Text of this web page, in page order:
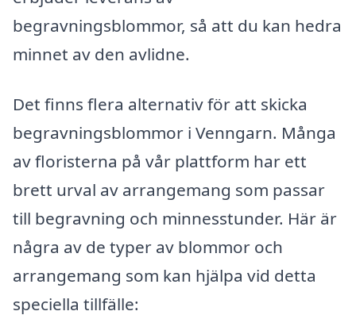
begravningsblommor, så att du kan hedra
minnet av den avlidne.
Det finns flera alternativ för att skicka
begravningsblommor i Venngarn. Många
av floristerna på vår plattform har ett
brett urval av arrangemang som passar
till begravning och minnesstunder. Här är
några av de typer av blommor och
arrangemang som kan hjälpa vid detta
speciella tillfälle: